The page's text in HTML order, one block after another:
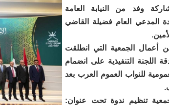
وفد من النيابة العامة
المدعي العام فضيلة القاضي
أعمال الجمعية التي انطلقت
التنفيذية على انضمام
للنواب العموم العرب بعد
تنظيم ندوة تحت عنوان: